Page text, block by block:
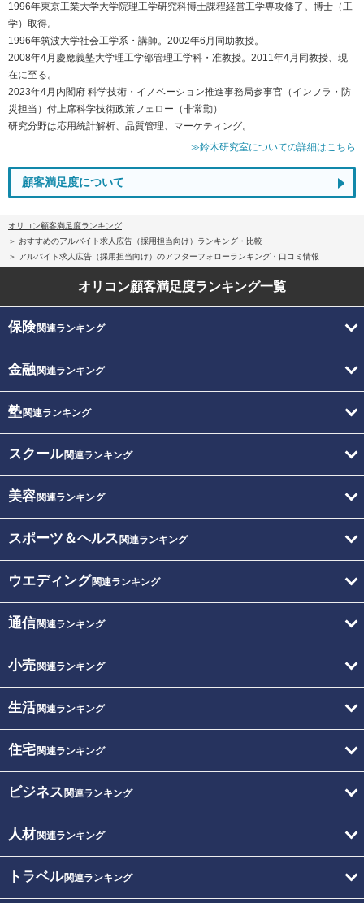
1996年東京工業大学大学院理工学研究科博士課程経営工学専攻修了。博士（工
学）取得。
1996年筑波大学社会工学系・講師。2002年6月同助教授。
2008年4月慶應義塾大学理工学部管理工学科・准教授。2011年4月同教授、現
在に至る。
2023年4月内閣府 科学技術・イノベーション推進事務局参事官（インフラ・防
災担当）付上席科学技術政策フェロー（非常勤）
研究分野は応用統計解析、品質管理、マーケティング。
≫鈴木研究室についての詳細はこちら
顧客満足度について
オリコン顧客満足度ランキング
おすすめのアルバイト求人広告（採用担当向け）ランキング・比較
アルバイト求人広告（採用担当向け）のアフターフォローランキング・口コミ情報
オリコン顧客満足度ランキング一覧
保険関連ランキング
金融関連ランキング
塾関連ランキング
スクール関連ランキング
美容関連ランキング
スポーツ＆ヘルス 関連ランキング
ウエディング関連ランキング
通信関連ランキング
小売関連ランキング
生活関連ランキング
住宅関連ランキング
ビジネス 関連ランキング
人材関連ランキング
トラベル関連ランキング